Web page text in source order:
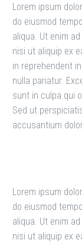
Lorem ipsum
do eiusmod
aliqua. Ut enim
nisi ut aliquip ex
in reprehenderit
nulla pariatur.
sunt in culpa qui
Sed ut
accusantium
Lorem ipsum
do eiusmod
aliqua. Ut enim
nisi ut aliquip ex